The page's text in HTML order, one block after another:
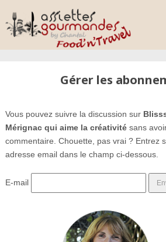
Gérer les
Vous pouvez suivre la discussion sur
Mérignac qui aime la créativitésans
commentaire. Chouette, pas vrai ? Entrez
adresse email dans le champ ci-dessous.
E-mail